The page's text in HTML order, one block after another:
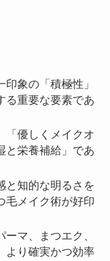
象の「積極性」
る重要な要素であ
「優しくメイクオ
と栄養補給」であ
と知的な明るさを
毛メイク術が好印
マ、まつエク、
より確実かつ効率